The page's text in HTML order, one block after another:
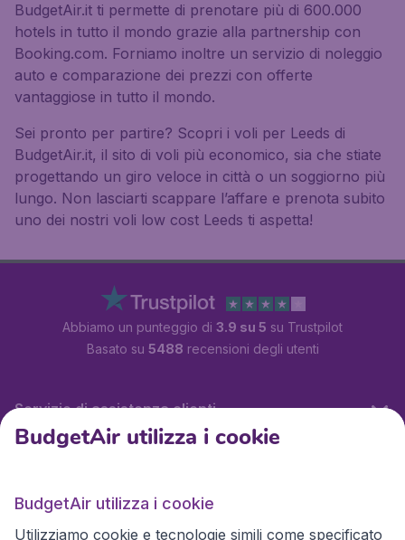
BudgetAir.it ti permette di prenotare più di 600.000
hotels in tutto il mondo grazie alla partnership con
Booking.com. Forniamo inoltre un servizio di noleggio
auto e comparazione dei prezzi con offerte
vantaggiose in tutto il mondo.
Sei pronto per partire? Scopri i voli per Leeds di
BudgetAir.it, il sito di voli più economico, sia che stiate
progettando un giro veloce in città o un soggiorno più
lungo. Non lasciarti scappare l’affare e prenota subito
uno dei nostri voli low cost Leeds ti aspetta!
Abbiamo un punteggio di 3.9 su 5 su Trustpilot
Basato su 5488 recensioni degli utenti
Servizio di assistenza clienti
BudgetAir utilizza i cookie
BudgetAir utilizza i cookie
Utilizziamo cookie e tecnologie simili come specificato